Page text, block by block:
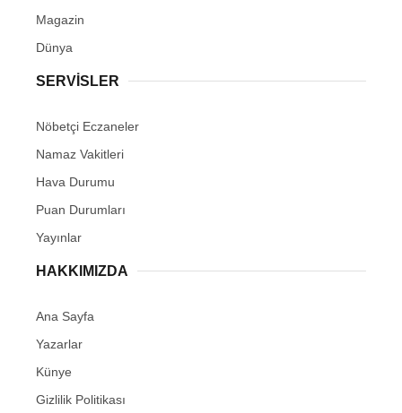
Magazin
Dünya
SERVİSLER
Nöbetçi Eczaneler
Namaz Vakitleri
Hava Durumu
Puan Durumları
Yayınlar
HAKKIMIZDA
Ana Sayfa
Yazarlar
Künye
Gizlilik Politikası